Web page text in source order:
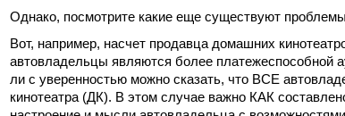
Однако, посмотрите какие еще существуют
Вот, например, насчет продавца домашних
автовладельцы являются более платежеспособной
ли с уверенностью можно сказать, что ВСЕ
кинотеатра (ДК). В этом случае важно КАК